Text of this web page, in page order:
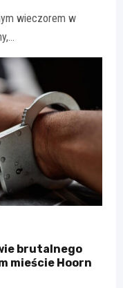
wieczorem w
brutalnego
mieście Hoorn